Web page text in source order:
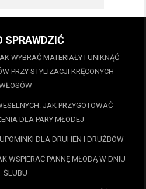
SPRAWDZIĆ
WYBRAĆ MATERIAŁY I UNIKNĄĆ
PRZY STYLIZACJI KRĘCONYCH
JAK PRZYGOTOWAĆ
DLA PARY MŁODEJ
DLA DRUHEN I DRUŻBÓW
WSPIERAĆ PANNĘ MŁODĄ W DNIU
ŚLUBU